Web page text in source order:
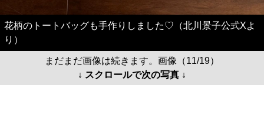
花柄のトートバッグも手作りしました♡（北川景子公式Xよ
り）
まだまだ画像は続きます。画像（11/19）
↓ スクロールで次の写真 ↓